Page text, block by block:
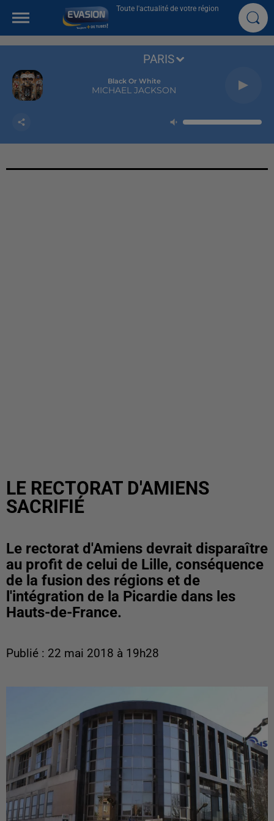
Toute l'actualité de votre région
Black Or White
MICHAEL JACKSON
PARIS
LE RECTORAT D'AMIENS
SACRIFIÉ
Le rectorat d'Amiens devrait disparaître
au profit de celui de Lille, conséquence
de la fusion des régions et de
l'intégration de la Picardie dans les
Hauts-de-France.
Publié : 22 mai 2018 à 19h28